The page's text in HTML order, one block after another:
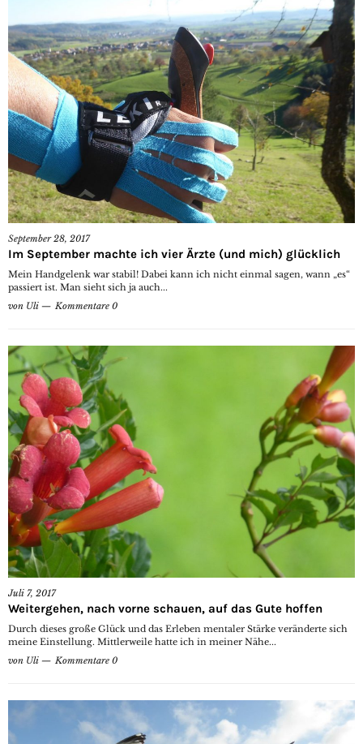
September 28, 2017
Im September machte ich vier Ärzte (und mich) glücklich
Mein Handgelenk war stabil! Dabei kann ich nicht einmal sagen, wann „es“
passiert ist. Man sieht sich ja auch...
von Uli Kommentare 0
Juli 7, 2017
Weitergehen, nach vorne schauen, auf das Gute hoffen
Durch dieses große Glück und das Erleben mentaler Stärke veränderte sich
meine Einstellung. Mittlerweile hatte ich in meiner Nähe...
von Uli Kommentare 0